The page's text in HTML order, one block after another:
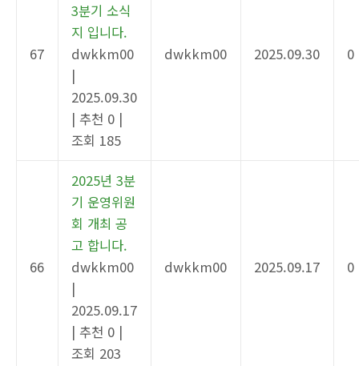
67
3분기 소식
지 입니다.
dwkkm00
|
2025.09.30
| 추천 0 |
조회 185
dwkkm00 2025.09.30 0
66
2025년 3분
기 운영위원
회 개최 공
고 합니다.
dwkkm00
|
2025.09.17
| 추천 0 |
조회 203
dwkkm00 2025.09.17 0